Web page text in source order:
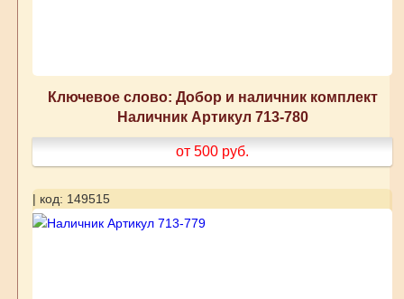
Ключевое слово: Добор и наличник комплект
Наличник Артикул 713-780
от 500 руб.
| код: 149515